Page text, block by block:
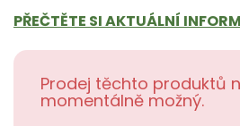
PŘEČTĚTE SI AKTUÁLNÍ
Prodej těchto produktů
momentálně možný.